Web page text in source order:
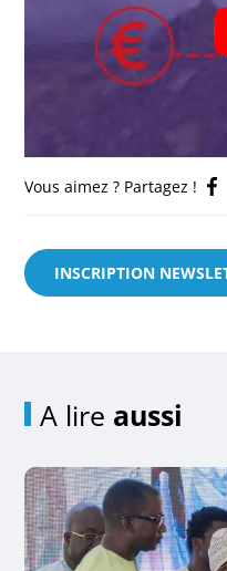
Vous aimez ? Partagez !
INSCRIPTION
A lire aussi